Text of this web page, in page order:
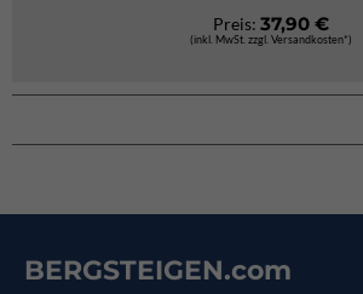
Preis: 37,90 €
(inkl. MwSt. zzgl. Versandkosten*)
BERGSTEIGEN.com